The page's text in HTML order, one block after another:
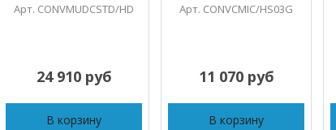
Арт. CONVMUDCSTD/HD
24 910 руб
В корзину
Арт. CONVCMIC/HS03G
11 070 руб
В корзину